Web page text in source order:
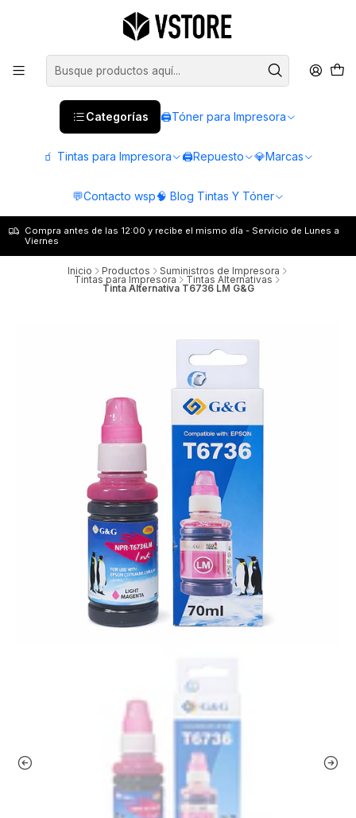
Categorías 🖨️Tóner para Impresora
🧃 Tintas para Impresora 🖨️Repuesto 💎Marcas
💬Contacto wsp🧠 Blog Tintas Y Tóner
Compra antes de las 12:00 y recibe el mismo día - Servicio de Lunes a
Viernes
Inicio Productos Suministros de Impresora
Tintas para Impresora Tintas Alternativas
Tinta Alternativa T6736 LM G&G